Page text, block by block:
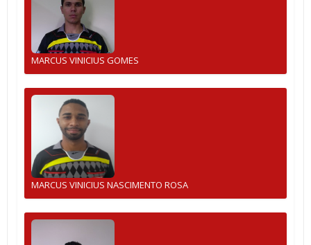
MARCUS VINICIUS GOMES
MARCUS VINICIUS NASCIMENTO ROSA